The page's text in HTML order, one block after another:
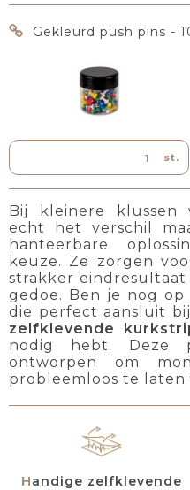
Gekleurd push pins -
st.
Bij kleinere klussen
echt het verschil
hanteerbare
keuze. Ze zorgen
strakker
gedoe. Ben je nog op
die perfect aansluit
zelfklevende
nodig hebt. Deze
ontworpen om
probleemloos te laten
Handige zelfklevende